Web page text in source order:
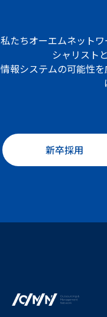
私たちオーエムネット
シャリスト
情報システムの可能性を
新卒採用